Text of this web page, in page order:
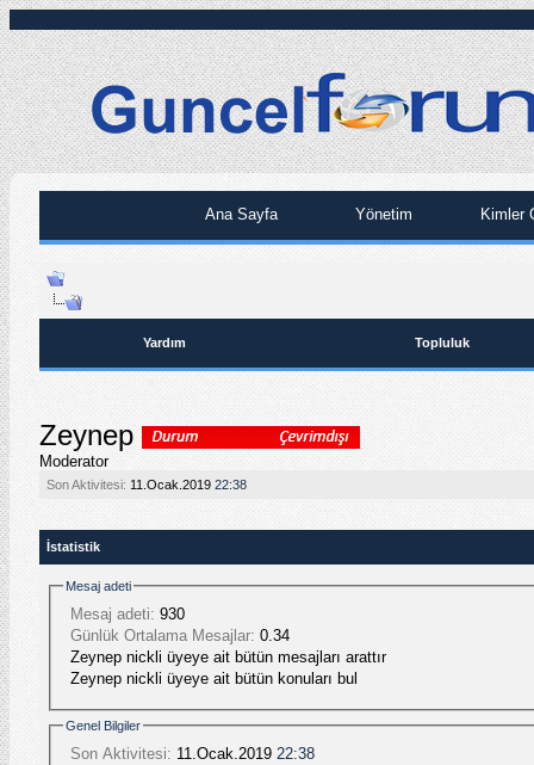
Ana Sayfa Yönetim Kimler
Yardım Topluluk
Zeynep
Moderator
Son Aktivitesi: 11.Ocak.2019 22:38
İstatistik
Mesaj adeti
Mesaj adeti: 930
Günlük Ortalama Mesajlar: 0.34
Zeynep nickli üyeye ait bütün mesajları arattır
Zeynep nickli üyeye ait bütün konuları bul
Genel Bilgiler
Son Aktivitesi: 11.Ocak.2019 22:38